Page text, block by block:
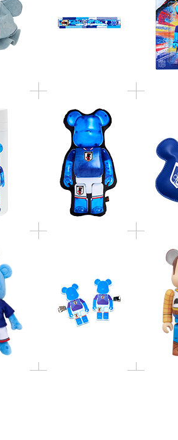
表 オ
センス
サッ
タン
商品 BE@RBRICK サッ
カー日本代表 Ver.
サッ
フィシ
商品
カー日
ショ
表 オ
センス
サッ
ぬい
ダー
サッカー日本代表 オ
フィシャルライセンス
商品 BE@RBRICK サッ
カー日本代表 Ver. ベア
クリップ(2個セット)